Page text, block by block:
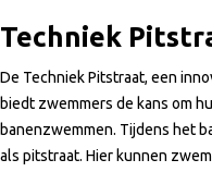
Techniek
De Techniek Pitstraat, een
biedt zwemmers de kans om
banenzwemmen. Tijdens het
als pitstraat. Hier kunnen